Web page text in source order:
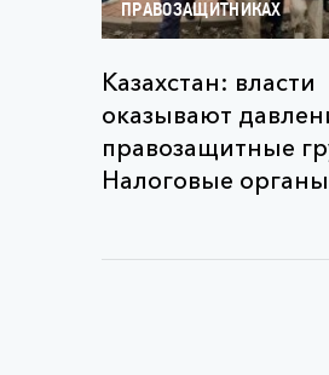
ПРАВОЗАЩИТНИКАХ
Казахстан: власти
оказывают
правозащитные
Налоговые